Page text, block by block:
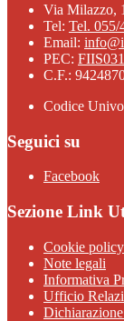
Via Milazzo,
Tel: Tel. 055/
Email:
PEC:
C.F.:
Codice
Seguici su
Facebook
Sezione Link
Cookie policy
Note legali
Informativa
Ufficio